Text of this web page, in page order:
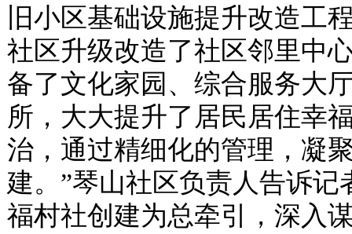
旧小区基础设施提升改造工
社区升级改造了社区邻里中
备了文化家园、综合服务大
所，大大提升了居民居住幸
治，通过精细化的管理，凝
建。”琴山社区负责人告诉
福村社创建为总牵引，深入